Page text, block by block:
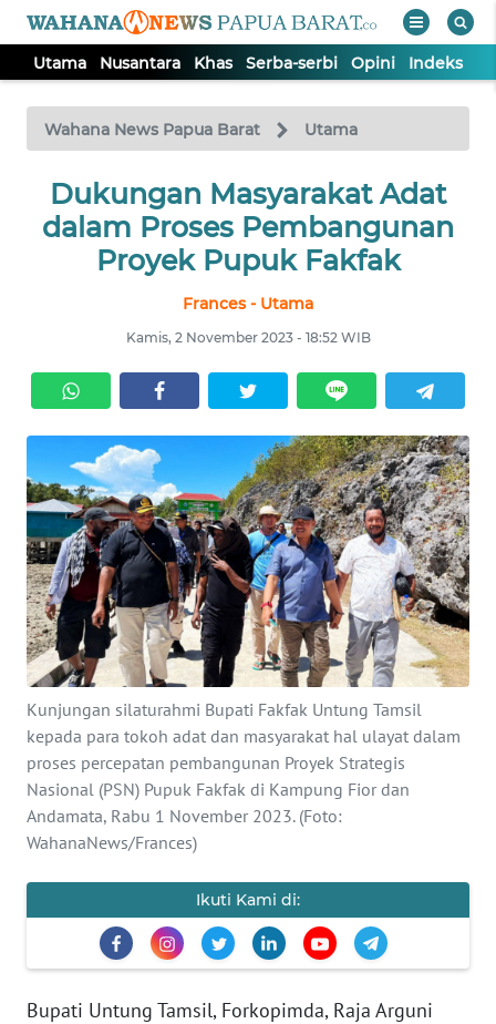
Utama Nusantara Khas Serba-serbi Opini Indeks
Wahana News Papua Barat Utama
Dukungan Masyarakat Adat
dalam Proses Pembangunan
Proyek Pupuk Fakfak
Frances - Utama
Kamis, 2 November 2023 - 18:52 WIB
Kunjungan silaturahmi Bupati Fakfak Untung Tamsil
kepada para tokoh adat dan masyarakat hal ulayat dalam
proses percepatan pembangunan Proyek Strategis
Nasional (PSN) Pupuk Fakfak di Kampung Fior dan
Andamata, Rabu 1 November 2023. (Foto:
WahanaNews/Frances)
Ikuti Kami di:
Bupati Untung Tamsil, Forkopimda, Raja Arguni
TV
Tutup
UTAMA
NUSANTARA
SERBA-
SERBI
OPINI
Informasi
INDEKS
BERITA
KONTAK
KAMI
INFO
IKLAN
TENTANG
KAMI
MEDIA
REDAKSI